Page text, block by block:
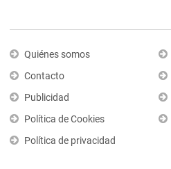
Quiénes somos
Contacto
Publicidad
Política de Cookies
Política de privacidad